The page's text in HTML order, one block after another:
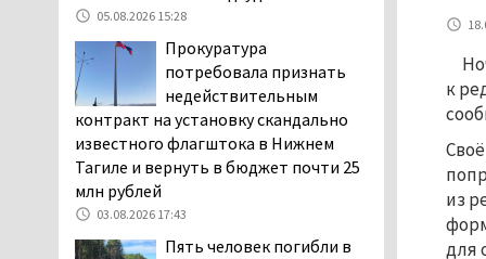
к
из
для
центра
Тагильские спасатели
помогли заблудившемуся
в лесу мужчине найти
дорогу домой
Дзержинского района
Нижнего Тагила
05.08.2026 15:28
Прокуратура
потребовала признать
недействительным
контракт на установку скандально
известного флагштока в Нижнем
Тагиле и вернуть в бюджет почти 25
млн рублей
03.08.2026 17:43
Пять человек погибли в